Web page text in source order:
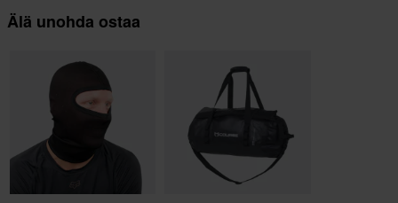
Älä unohda ostaa